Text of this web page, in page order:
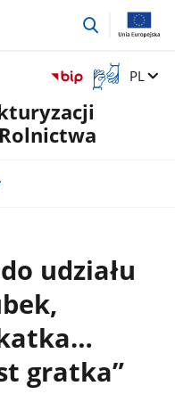
przejdź
Otwórz
okno
z
tłumaczem
Zmień
PL
udziału
gratka”